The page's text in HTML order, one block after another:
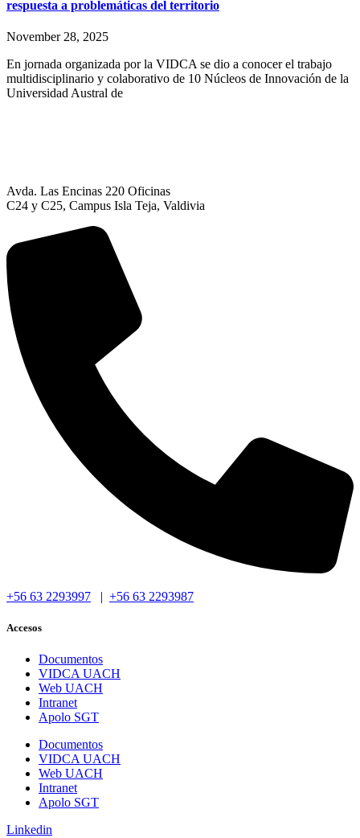
respuesta a problemáticas del territorio
November 28, 2025
En jornada organizada por la VIDCA se dio a conocer el trabajo
multidisciplinario y colaborativo de 10 Núcleos de Innovación de la
Universidad Austral de
Avda. Las Encinas 220 Oficinas
C24 y C25, Campus Isla Teja, Valdivia
+56 63 2293997 | +56 63 2293987
Accesos
Documentos
VIDCA UACH
Web UACH
Intranet
Apolo SGT
Documentos
VIDCA UACH
Web UACH
Intranet
Apolo SGT
Linkedin